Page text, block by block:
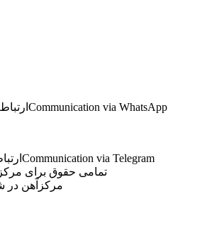
Communication via WhatsApp
Communication via Telegram
تمامی حقوق برای
مرکزآهن در